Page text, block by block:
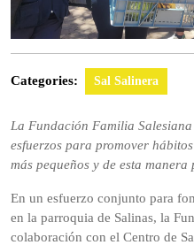
Categories: Sal Salinera
La Fundación Familia
esfuerzos para promover
más pequeños y de esta
En un esfuerzo conjunto para
en la parroquia de Salinas, la
colaboración con el Centro de